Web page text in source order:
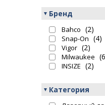
Бренд
Bahco (2)
Snap-On (4)
Vigor (2)
Milwaukee
INSIZE (2)
Категория